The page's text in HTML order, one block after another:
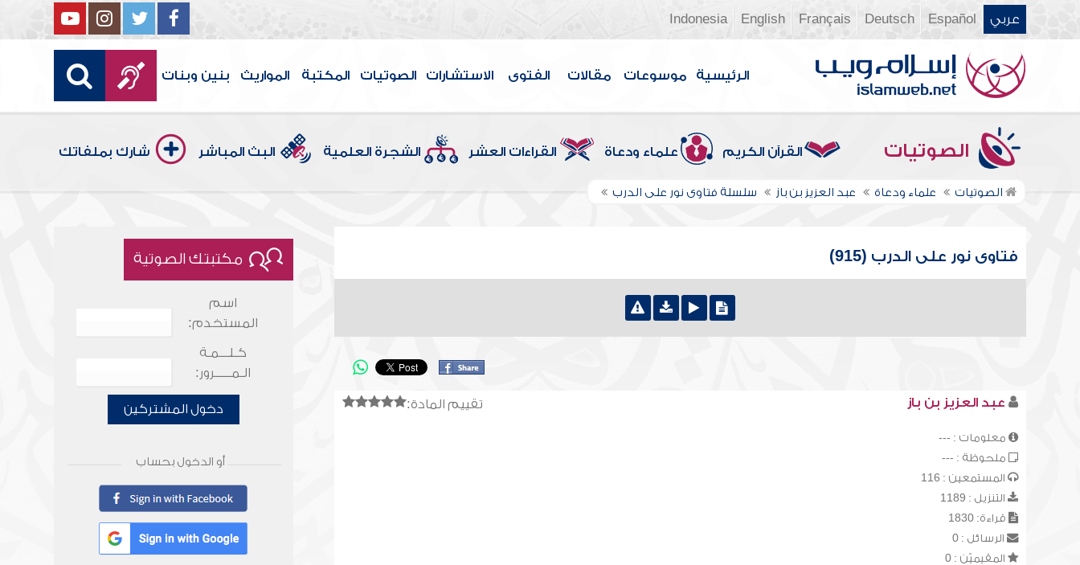
عربي Español
Deutsch
Français
English
Indonesia
الرئيسية موسوعات مقالات الفتوى الاستشارات الصوتيات المكتبة المواريث بنين وبنات
الصوتيات القرآن الكريم علماء ودعاة القراءات العشر الشجرة العلمية البث المباشر شارك بملفاتك
الصوتيات علماء ودعاة عبد العزيز بن باز سلسلة فتاوى نور على الدرب
فتاوى نور على الدرب (915)
تقييم المادة: عبد العزيز بن باز
معلومات : ---
ملحوظة : ---
المستمعين : 116
التنزيل : 1189
قراءة: 1830
الرسائل : 0
المقيميّن : 0
مكتبتك الصوتية
اسم
المستخدم:
كـلـــمـة
الـمـــــرور:
دخول المشتركين
أو الدخول بحساب